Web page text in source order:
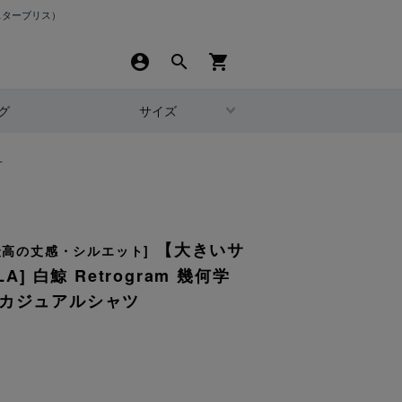
ーブリス）
shopping_cart
search
account_circle
サイズ
の丈感・シルエット]
【大きいサ
白鯨 Retrogram 幾何学
ジュアルシャツ